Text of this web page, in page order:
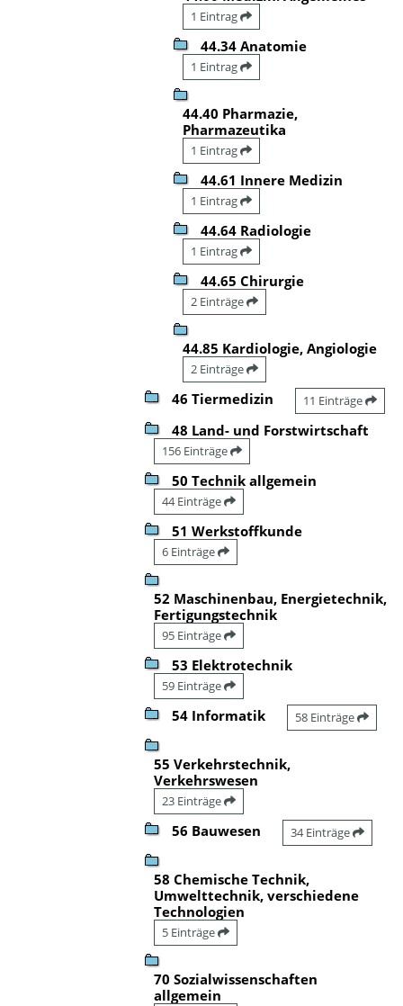
1 Eintrag
44.34 Anatomie
1 Eintrag
44.40 Pharmazie,
Pharmazeutika
1 Eintrag
44.61 Innere Medizin
1 Eintrag
44.64 Radiologie
1 Eintrag
44.65 Chirurgie
2 Einträge
44.85 Kardiologie, Angiologie
2 Einträge
46 Tiermedizin 11 Einträge
48 Land- und Forstwirtschaft
156 Einträge
50 Technik allgemein
44 Einträge
51 Werkstoffkunde
6 Einträge
52 Maschinenbau, Energietechnik,
Fertigungstechnik
95 Einträge
53 Elektrotechnik
59 Einträge
54 Informatik 58 Einträge
55 Verkehrstechnik,
Verkehrswesen
23 Einträge
56 Bauwesen 34 Einträge
58 Chemische Technik,
Umwelttechnik, verschiedene
Technologien
5 Einträge
70 Sozialwissenschaften
allgemein